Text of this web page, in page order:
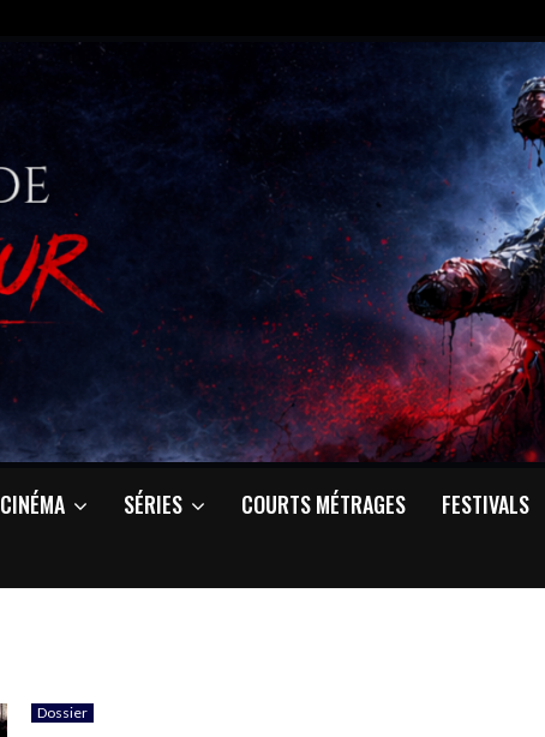
CINÉMA SÉRIES COURTS MÉTRAGES FESTIVALS
Dossier